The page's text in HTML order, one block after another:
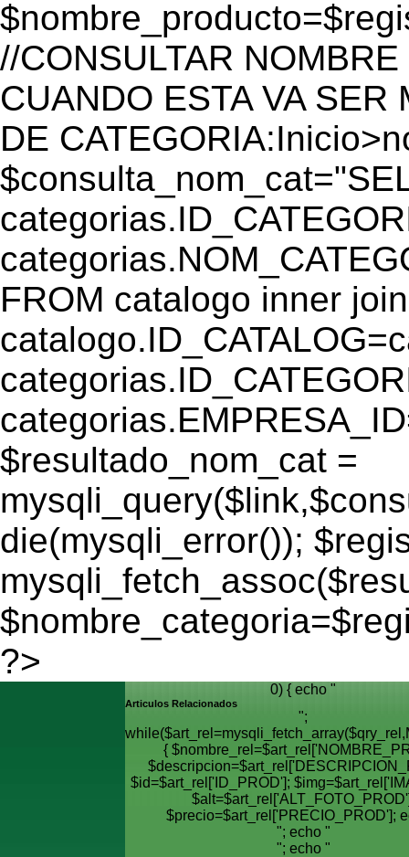
//CONSULTAR
CUANDO ESTA VA
DE
FROM catalogo inner
$resultado_nom_cat =
die(mysqli_error());
?>
0) { echo "
Articulos Relacionados
";
{
$id=$art_rel['ID_PROD'];
$precio=$art_rel['PRECIO_PROD'];
"; echo "
"; echo "